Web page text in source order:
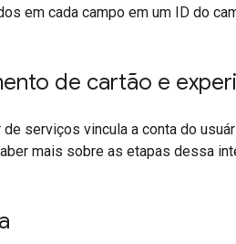
em cada campo em um ID do
de cartão e
serviços vincula a conta do
mais sobre as etapas dessa